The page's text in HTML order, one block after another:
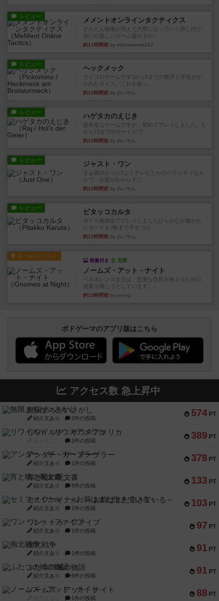
レビュー メメントオンラインタクティクス
どんどん物量が増えて大変になっていく押し付け
合いが楽しいゲーム盛り上が...
約11時間前 by nekomanma222
レビュー ヘックメック
サイコロゲームです1から5までの数字と芋虫がか
かれたダイス。これを振っ...
約12時間前 by みいやん
レビュー ハゲタカのえじき
超有名なゲームですが、初めてプレイしました。1
から15までのカードがプ...
約12時間前 by みいやん
レビュー ジャスト・ワン
まぁ面白かった‼️よくテレビとかのバラエティなん
かで、お題がわからずに...
約12時間前 by みいやん
レビュー ピタッコカルタ
ボドゲ相席会でプレイしましたひらがなが書かれ
たカードを2枚まで手をつけ...
約12時間前 by みいやん
ルール/インスト
画像付き 充実
ノームズ・アット・ナイト
ベネボレンス女王は、忠実な臣民を称えるための
祝宴を開こうとしています。...
約13時間前 by jurong
ボドゲーマのアプリ版はこちら
アクセス数 急上昇中
574 PT
無限まちがいさがし
紹介文あり 2件の投稿
389 PT
リワイルド：サウスアメリカ
2件の投稿
378 PT
アンダー・ザ・テーブラー
紹介文あり 1件の投稿
133 PT
宵と暁の呪文書
紹介文あり 8件の投稿
103 PT
セミファイナル ～お前はまだ生きている～
紹介文あり 1件の投稿
97 PT
ワン・トゥ・ファイブ
紹介文あり 1件の投稿
91 PT
南北戦争
紹介文あり 1件の投稿
91 PT
ふたつの城の物語
紹介文あり 6件の投稿
88 PT
ノームズ・アット・ナイト
1件の投稿